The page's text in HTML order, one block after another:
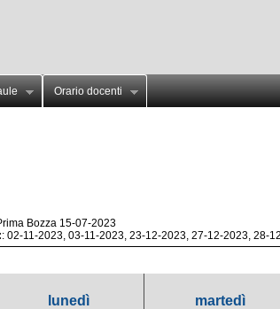
Orario docenti
Bozza 15-07-2023
: 02-11-2023, 03-11-2023, 23-12-2023, 27-12-2023, 28-
lunedì martedì